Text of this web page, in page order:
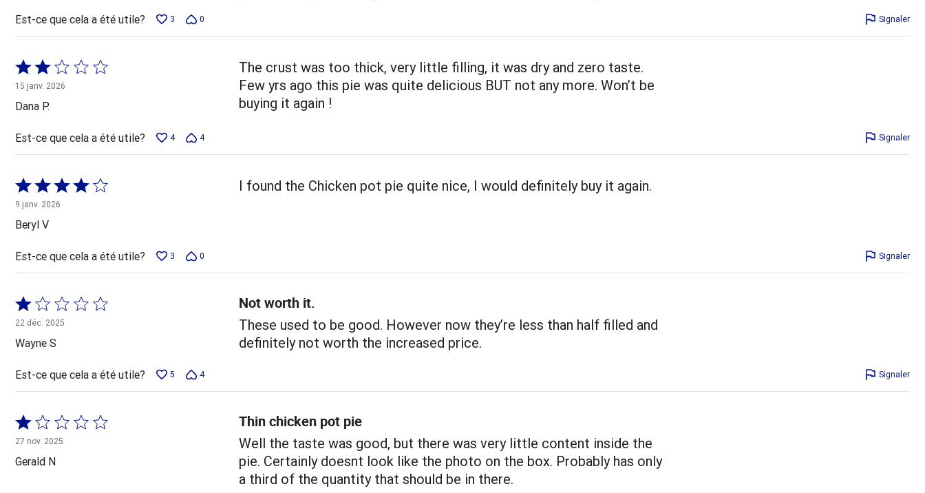
Est-ce que cela a été utile? 3 0 Signaler
Coté
2 sur
5
15 janv. 2026
Dana P.
The crust was too thick, very little filling, it was dry and zero taste.
Few yrs ago this pie was quite delicious BUT not any more. Won’t be
buying it again !
Est-ce que cela a été utile? 4 4 Signaler
Coté
4 sur
5
9 janv. 2026
Beryl V
I found the Chicken pot pie quite nice, I would definitely buy it again.
Est-ce que cela a été utile? 3 0 Signaler
Coté
1 sur
5
22 déc. 2025
Wayne S
Not worth it.
These used to be good. However now they’re less than half filled and
definitely not worth the increased price.
Est-ce que cela a été utile? 5 4 Signaler
Coté
1 sur
5
27 nov. 2025
Gerald N
Thin chicken pot pie
Well the taste was good, but there was very little content inside the
pie. Certainly doesnt look like the photo on the box. Probably has only
a third of the quantity that should be in there.